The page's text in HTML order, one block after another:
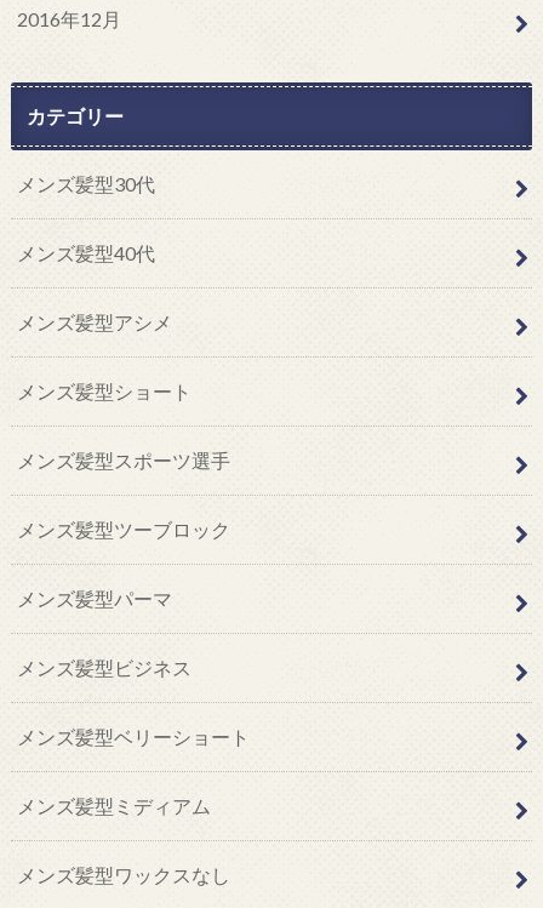
2016年12月
カテゴリー
メンズ髪型30代
メンズ髪型40代
メンズ髪型アシメ
メンズ髪型ショート
メンズ髪型スポーツ選手
メンズ髪型ツーブロック
メンズ髪型パーマ
メンズ髪型ビジネス
メンズ髪型ベリーショート
メンズ髪型ミディアム
メンズ髪型ワックスなし